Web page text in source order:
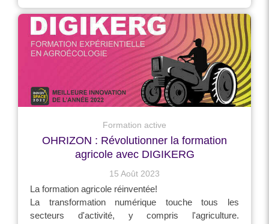
Formation active
OHRIZON : Révolutionner la formation
agricole avec DIGIKERG
15 Août 2023
La formation agricole réinventée!
La transformation numérique touche tous les
secteurs d'activité, y compris l'agriculture.